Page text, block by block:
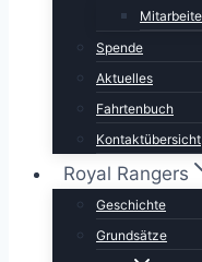
Spende
Aktuelles
Fahrtenbuch
Kontaktübersicht
Royal Rangers
Geschichte
Grundsätze